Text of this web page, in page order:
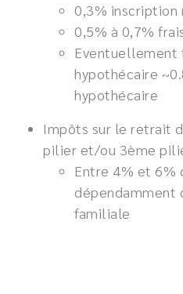
0,3%
0,5% à 0,7%
Eventuellement
hypothécaire
hypothécaire
Impôts sur le retrait
pilier et/ou 3ème
Entre 4% et 6%
dépendamment
familiale